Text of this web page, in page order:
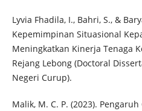
Lyvia Fhadila, I., Bahri, S., &
Kepemimpinan Situasional
Meningkatkan Kinerja Tenaga
Rejang Lebong (Doctoral
Negeri Curup).
Malik, M. C. P. (2023).